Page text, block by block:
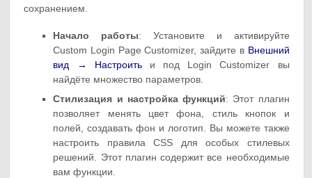
сохранением.
Начало работы: Установите и активируйте
Custom Login Page Customizer, зайдите в Внешний
вид → Настроитьи под Login Customizer вы
найдёте множество параметров.
Стилизация и настройка функций: Этот плагин
позволяет менять цвет фона, стиль кнопок и
полей, создавать фон и логотип. Вы можете также
настроить правила CSS для особых стилевых
решений. Этот плагин содержит все необходимые
вам функции.